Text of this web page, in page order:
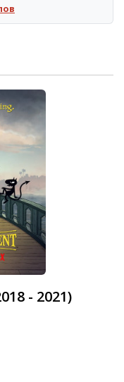
- 2021)